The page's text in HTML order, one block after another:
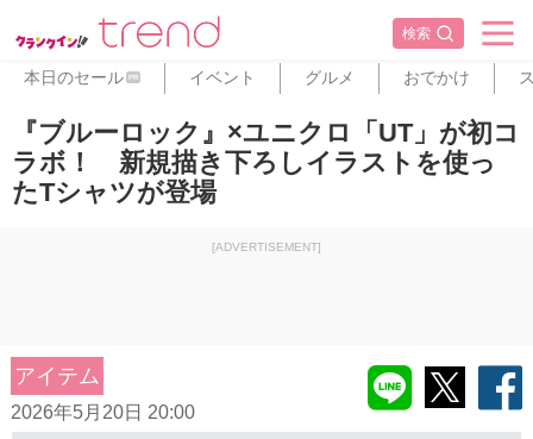
検索
本日のセール PR イベント グルメ おでかけ
『ブルーロック』×ユニクロ「UT」が初コ
ラボ！ 新規描き下ろしイラストを使っ
たTシャツが登場
[ADVERTISEMENT]
アイテム
2026年5月20日 20:00